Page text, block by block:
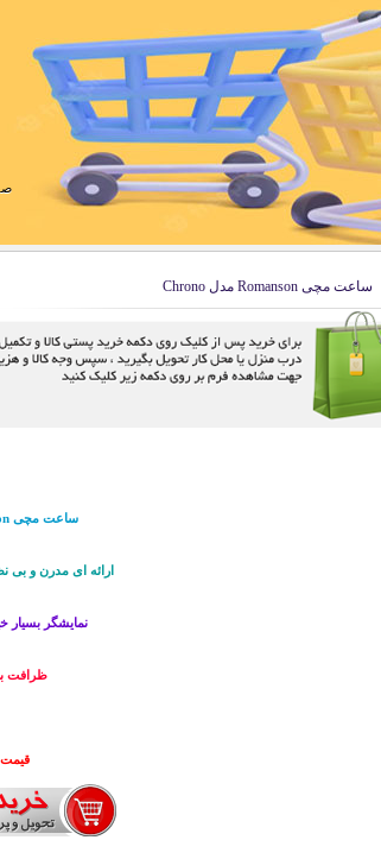
ساعت مچی Romanson مدل Chrono
ساعت مچی Romanson مدل Chrono
ارائه ای مدرن و بی
نمایشگر بسیار
ظرافت